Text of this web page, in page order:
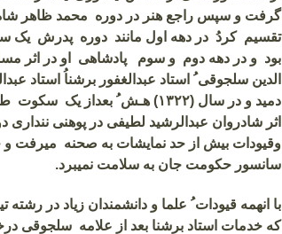
گرفت و سپس راجع هنر در دوره محمد ظاهر
تقسیم کردُ در دهه اول مانند دوره پدرش یک
بود و در دهه دوم و سوم پادشاهی او در اثر
الدین سلجوقی ُ استاد عبدالغفور برشناُ استاد
دمید و در سال (۱۳۲۲)
هـش ُ بعداز یک سکوت
اثر شادروان عبدالرشید لطیفی در پوهنی ننداری
وقیودات بیش از حد نمایشات به صحنه میرفت و
سانسور حکومت جان به سلامت نمیبرد.
با انهمه قیودات ُ علما و دانشمندان زیاد در رشته
که خدمات استاد برشنا بعد از علامه سلجوقی